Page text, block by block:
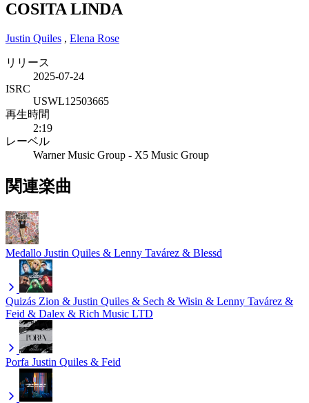
COSITA LINDA
Justin Quiles , Elena Rose
リリース
2025-07-24
ISRC
USWL12503665
再生時間
2:19
レーベル
Warner Music Group - X5 Music Group
関連楽曲
Medallo Justin Quiles & Lenny Tavárez & Blessd
Quizás Zion & Justin Quiles & Sech & Wisin & Lenny Tavárez &
Feid & Dalex & Rich Music LTD
Porfa Justin Quiles & Feid